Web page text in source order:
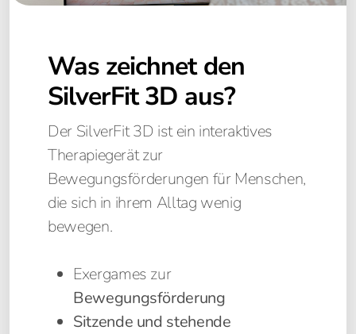
Was zeichnet den
SilverFit 3D aus?
Der SilverFit 3D ist ein interaktives
Therapiegerät zur
Bewegungsförderungen für Menschen,
die sich in ihrem Alltag wenig
bewegen.
Exergames zur
Bewegungsförderung
Sitzende und stehende
Silverfit 3D
Silverfit Mile